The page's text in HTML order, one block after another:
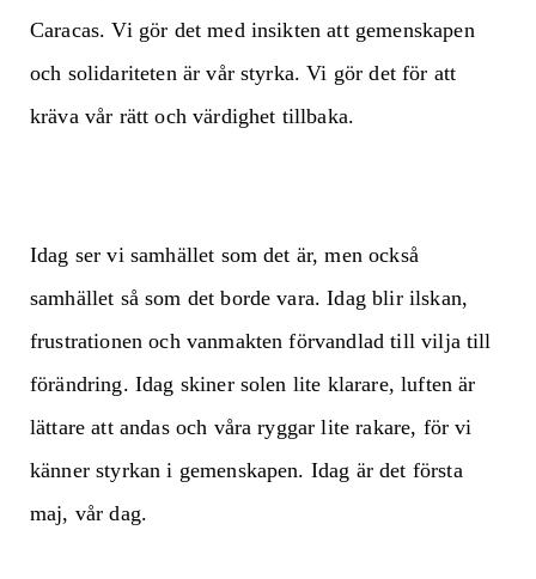
Caracas. Vi gör det med insikten att gemenskapen
och solidariteten är vår styrka. Vi gör det för att
kräva vår rätt och värdighet tillbaka.
Idag ser vi samhället som det är, men också
samhället så som det borde vara. Idag blir ilskan,
frustrationen och vanmakten förvandlad till vilja till
förändring. Idag skiner solen lite klarare, luften är
lättare att andas och våra ryggar lite rakare, för vi
känner styrkan i gemenskapen. Idag är det första
maj, vår dag.